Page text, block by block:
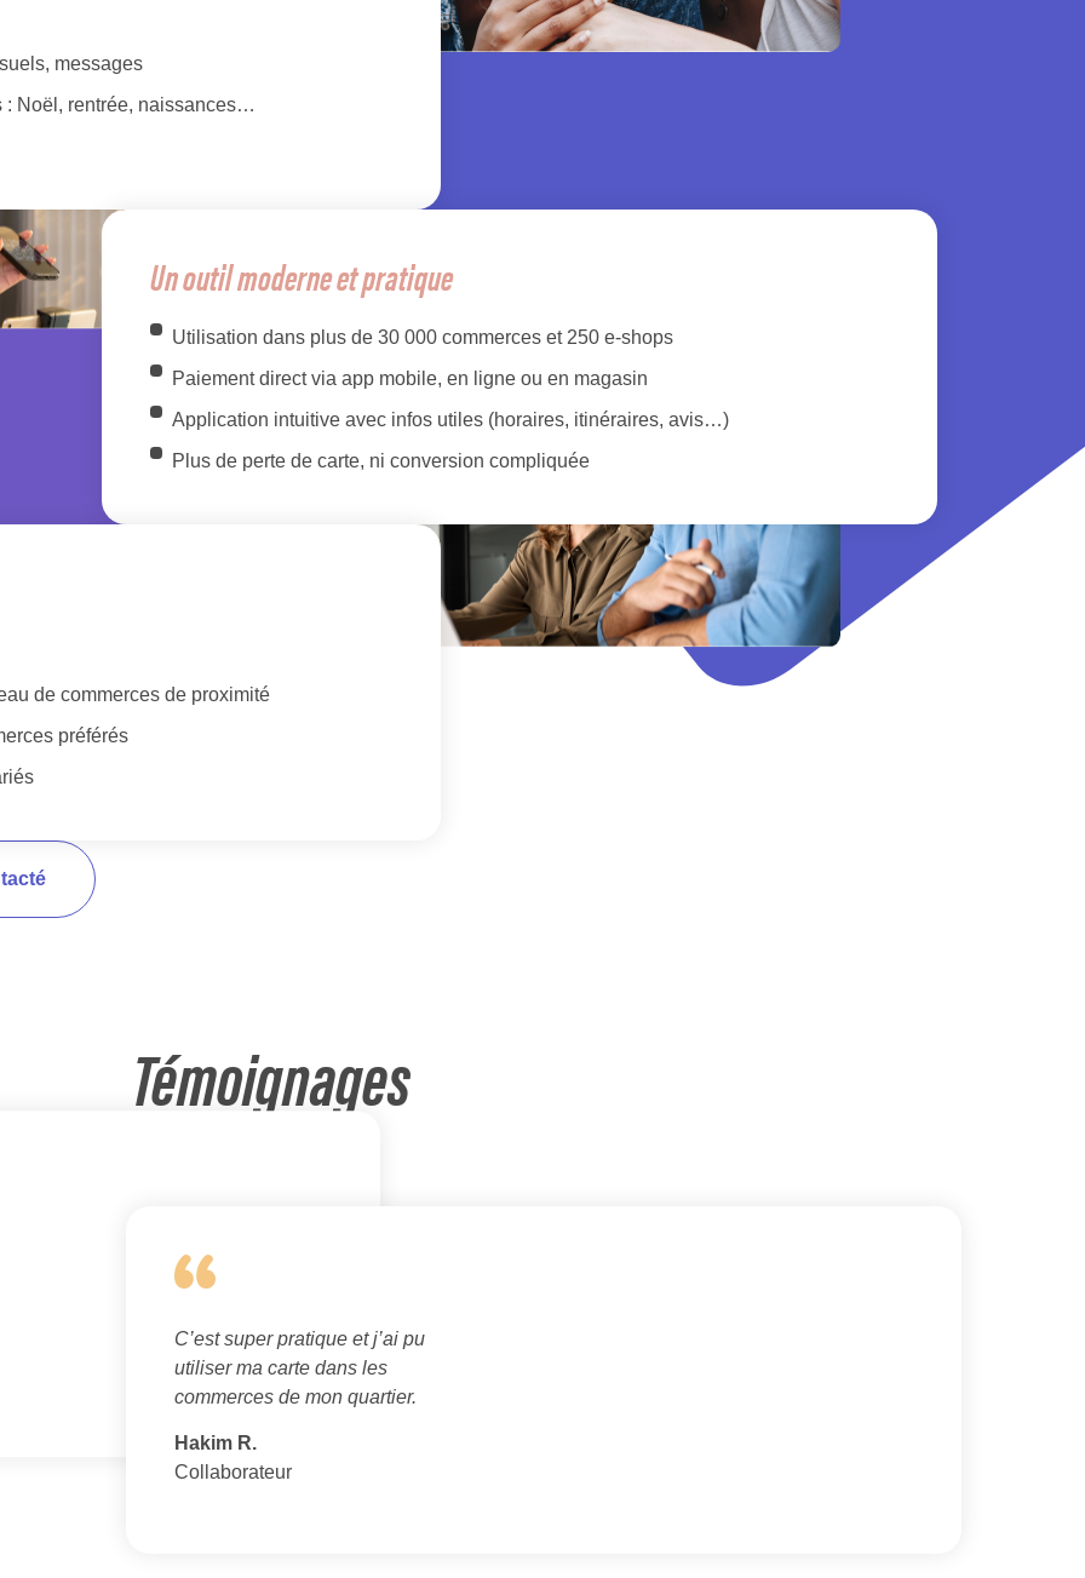
messages
: Noël, rentrée, naissances…
Un outil moderne et pratique
Utilisation dans plus de 30 000 commerces et 250 e-shops
Paiement direct via app mobile, en ligne ou en magasin
Application intuitive avec infos utiles (horaires, itinéraires, avis…)
Plus de perte de carte, ni conversion compliquée
de commerces de proximité
préférés
Témoignages
C’est super pratique et j’ai pu
utiliser ma carte dans les
commerces de mon quartier.
Hakim R.
Collaborateur